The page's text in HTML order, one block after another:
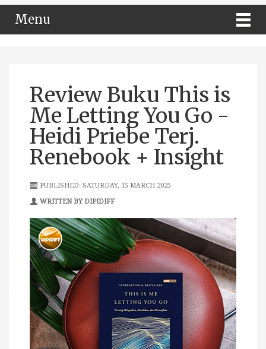
Menu
Review Buku This is
Me Letting You Go -
Heidi Priebe Terj.
Renebook + Insight
PUBLISHED: SATURDAY, 15 MARCH 2025
WRITTEN BY DIPIDIFF